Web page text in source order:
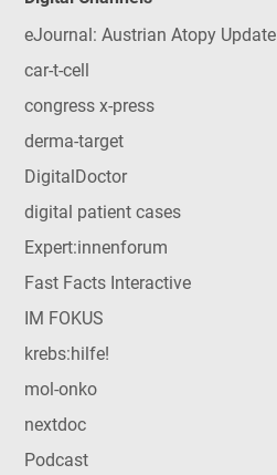
eJournal: Austrian Atopy Update
car-t-cell
congress x-press
derma-target
DigitalDoctor
digital patient cases
Expert:innenforum
Fast Facts Interactive
IM FOKUS
krebs:hilfe!
mol-onko
nextdoc
Podcast